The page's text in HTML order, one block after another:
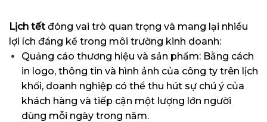
Lịch tết đóng vai trò quan trọng và mang lại nhiều
lợi ích đáng kể trong môi trường kinh doanh:
Quảng cáo thương hiệu và sản phẩm: Bằng cách
in logo, thông tin và hình ảnh của công ty trên lịch
khối, doanh nghiệp có thể thu hút sự chú ý của
khách hàng và tiếp cận một lượng lớn người
dùng mỗi ngày trong năm.